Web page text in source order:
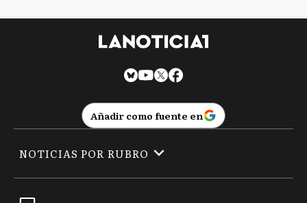
Añadir como fuente en
NOTICIAS POR RUBRO